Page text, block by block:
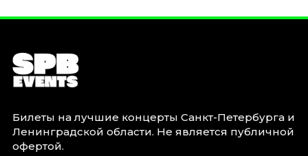
Билеты на лучшие концерты Санкт-Петербурга и
Ленинградской области. Не является публичной
офертой.